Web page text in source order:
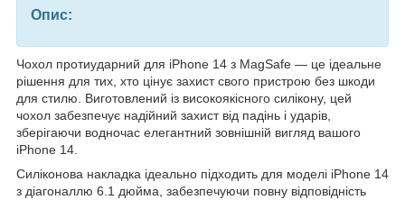
Опис:
Чохол протиударний для iPhone 14 з MagSafe — це ідеальне
рішення для тих, хто цінує захист свого пристрою без шкоди
для стилю. Виготовлений із високоякісного силікону, цей
чохол забезпечує надійний захист від падінь і ударів,
зберігаючи водночас елегантний зовнішній вигляд вашого
iPhone 14.
Силіконова накладка ідеально підходить для моделі iPhone 14
з діагоналлю 6.1 дюйма, забезпечуючи повну відповідність